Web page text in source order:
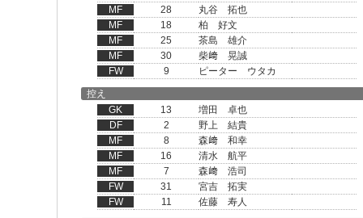
MF
28
丸谷 拓也
MF
18
柏 好文
MF
25
茶島 雄介
MF
30
柴﨑 晃誠
FW
9
ピーター ウタカ
控え
GK
13
増田 卓也
DF
2
野上 結貴
MF
8
森﨑 和幸
MF
16
清水 航平
MF
7
森﨑 浩司
FW
31
宮吉 拓実
FW
11
佐藤 寿人